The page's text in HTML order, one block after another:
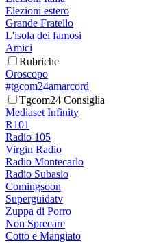
Elezioni estero
Grande Fratello
L'isola dei famosi
Amici
Rubriche
Oroscopo
#tgcom24amarcord
Tgcom24 Consiglia
Mediaset Infinity
R101
Radio 105
Virgin Radio
Radio Montecarlo
Radio Subasio
Comingsoon
Superguidatv
Zuppa di Porro
Non Sprecare
Cotto e Mangiato